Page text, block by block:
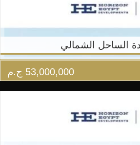
الساحل الشمالي
53,000,000 ج.م